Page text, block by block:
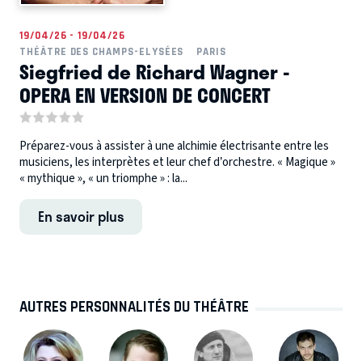
19/04/26 - 19/04/26
THÉÂTRE DES CHAMPS-ELYSÉES
PARIS
Siegfried de Richard Wagner -
OPERA EN VERSION DE CONCERT
Préparez-vous à assister à une alchimie électrisante entre les
musiciens, les interprètes et leur chef d’orchestre. « Magique »
« mythique », « un triomphe » : la...
En savoir plus
AUTRES PERSONNALITÉS DU THÉÂTRE